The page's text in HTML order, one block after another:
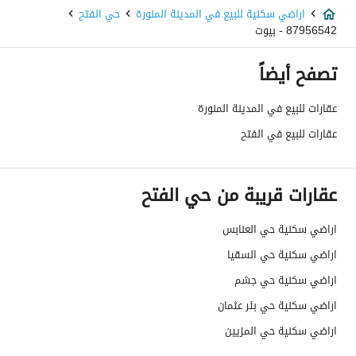
عمر العقار
-
عرض الشارع
40
رقم المخطط
رقم صك الملكية
740111015787
حدود واطوال العقار
-
الضمانات والمدة
قنوات الاعلان
هل يوجد اي التزام على
العقار ؟
اراضي سكنية للبيع في المدينة المنورة حي الفتح
87956542 - بيوت
تصفح أيضاً
عقارات للبيع في المدينة المنورة
عقارات للبيع في الفتح
عقارات قريبة من حي الفتح
اراضي سكنية حي العنابس
اراضي سكنية حي السقيا
اراضي سكنية حي جشم
اراضي سكنية حي بئر عثمان
اراضي سكنية حي المزيين